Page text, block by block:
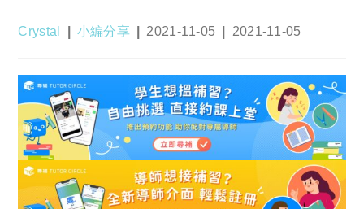
Post
Crystal
Post
小編分享
Post
2021-11-05
Post
2021-11-05